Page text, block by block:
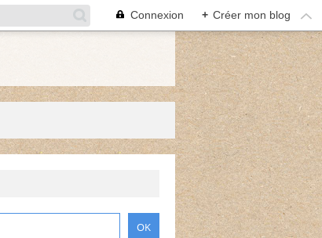
Connexion + Créer mon blog